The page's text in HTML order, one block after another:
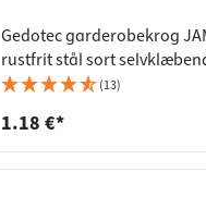
Gedotec garderobekrog
rustfrit stål sort
bæreevne 3 kg UDSALG
(13)
1.18 €*